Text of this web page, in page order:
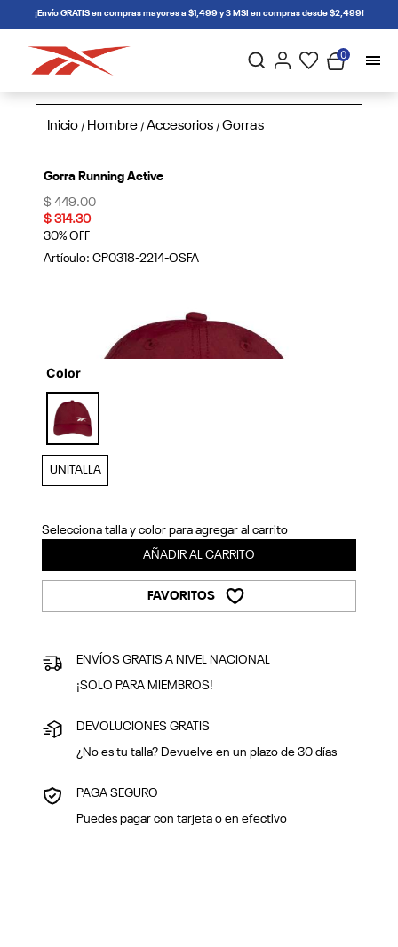
connectif¡Envío GRATIS en compras mayores a $1,499 y 3 MSI en compras desde $2,499!
0
Inicio / Hombre / Accesorios / Gorras
Gorra Running Active
Price reduced from
$ 449.00to
$ 314.30
30% OFF
Artículo:CP0318-2214-OSFA
Previous
Color
selected
UNITALLA
Selecciona talla y color para agregar al carrito
AÑADIR AL CARRITO
FAVORITOS
ENVÍOS GRATIS A NIVEL NACIONAL
¡SOLO PARA MIEMBROS!
DEVOLUCIONES GRATIS
¿No es tu talla? Devuelve en un plazo de 30 días
PAGA SEGURO
Puedes pagar con tarjeta o en efectivo